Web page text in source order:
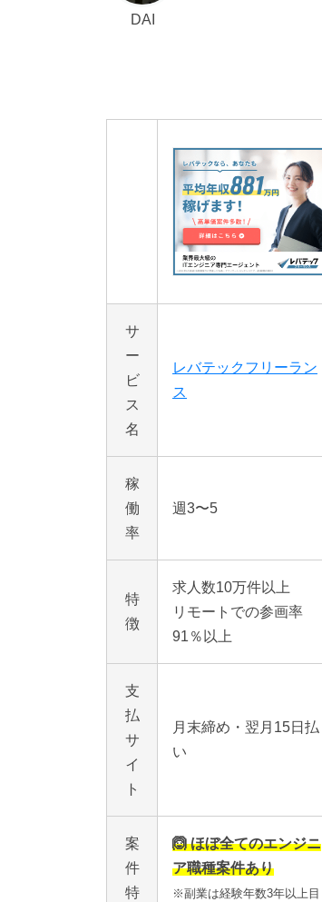
DAI
サ
ー
ビ
ス
名
レバテックフリーラン
ス
稼
働
率
週3〜5
特
徴
求人数10万件以上
リモートでの参画率
91％以上
支
払
サ
イ
ト
月末締め・翌月15日払
い
案
件
特
🙆 ほぼ全てのエンジニ
ア職種案件あり
※副業は経験年数3年以上目